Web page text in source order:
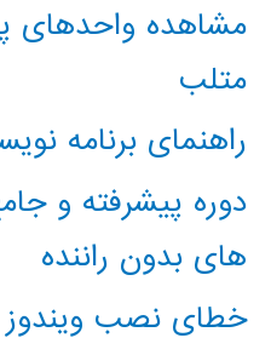
مشاهده واحدهای
متلب
راهنمای برنامه
دوره پیشرفته و
های بدون راننده
خطای نصب ویندوز